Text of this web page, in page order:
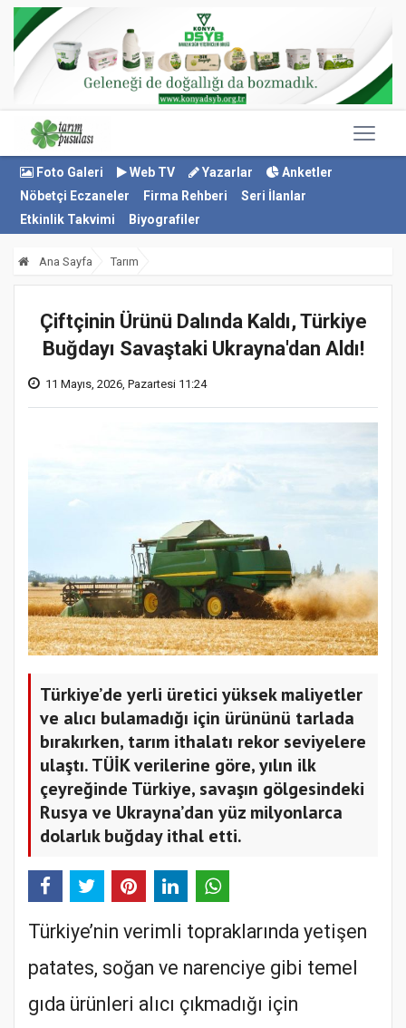
Foto Galeri Web TV Yazarlar
Anketler
Nöbetçi Eczaneler
Firma Rehberi
Seri İlanlar
Etkinlik Takvimi
Biyografiler
Ana Sayfa Tarım
Çiftçinin Ürünü Dalında Kaldı, Türkiye
Buğdayı Savaştaki Ukrayna'dan Aldı!
11 Mayıs, 2026, Pazartesi 11:24
Türkiye’de yerli üretici yüksek maliyetler
ve alıcı bulamadığı için ürününü tarlada
bırakırken, tarım ithalatı rekor seviyelere
ulaştı. TÜİK verilerine göre, yılın ilk
çeyreğinde Türkiye, savaşın gölgesindeki
Rusya ve Ukrayna’dan yüz milyonlarca
dolarlık buğday ithal etti.
Türkiye’nin verimli topraklarında yetişen
patates, soğan ve narenciye gibi temel
gıda ürünleri alıcı çıkmadığı için